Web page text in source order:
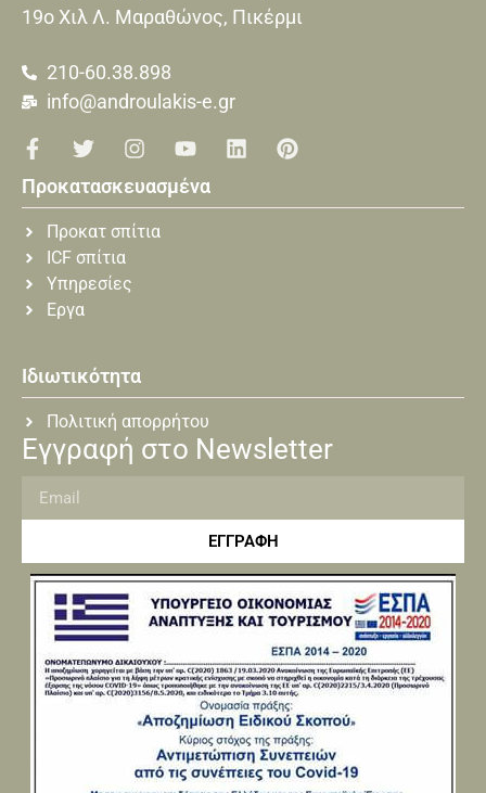
19o Xιλ Λ. Μαραθώνος, Πικέρμι
210-60.38.898
info@androulakis-e.gr
Προκατασκευασμένα
Προκατ σπίτια
ICF σπίτια
Υπηρεσίες
Εργα
Ιδιωτικότητα
Πολιτική απορρήτου
Εγγραφή στο Newsletter
ΕΓΓΡΑΦΗ